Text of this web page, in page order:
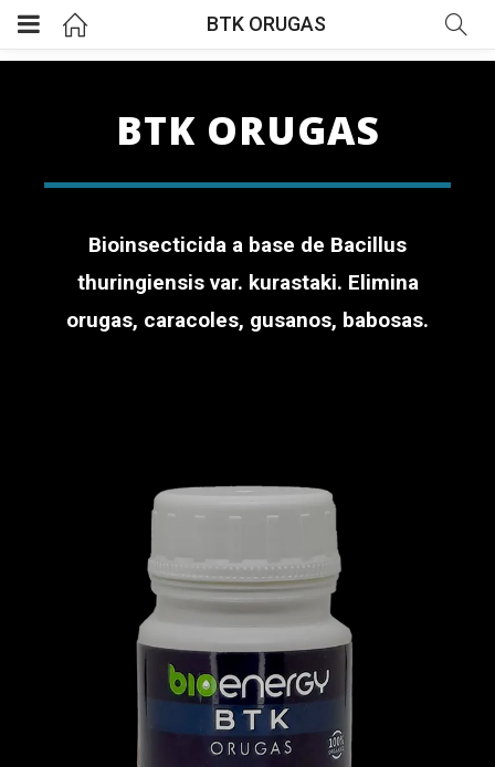
BTK ORUGAS
BTK ORUGAS
Bioinsecticida a base de Bacillus
thuringiensis var. kurastaki. Elimina
orugas, caracoles, gusanos, babosas.